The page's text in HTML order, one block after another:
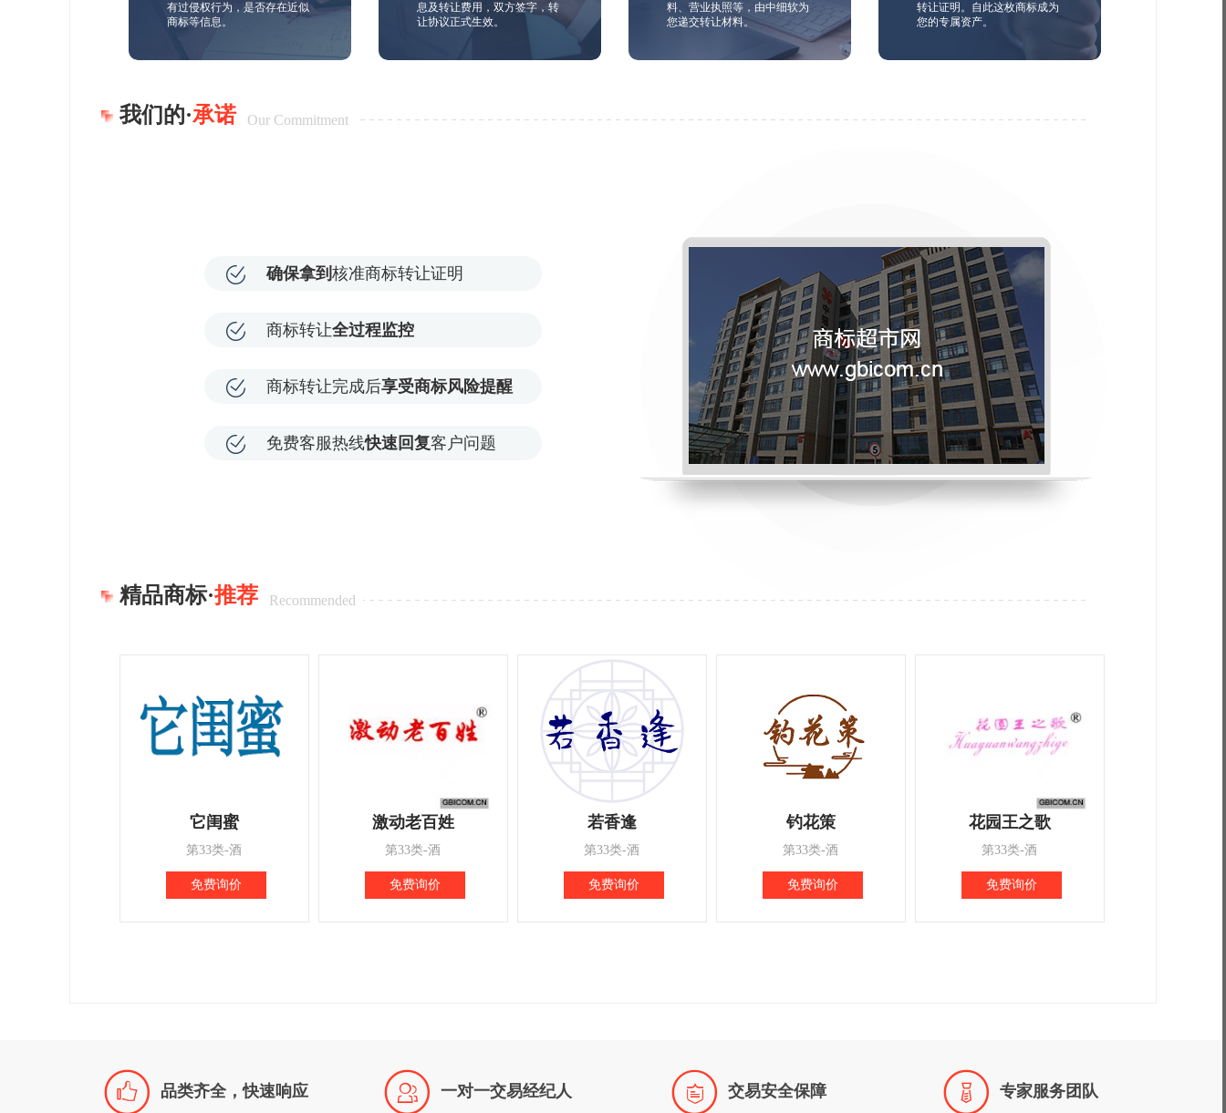
有过侵权行为，是否存在近似
商标等信息。
息及转让费用，双方签字，转
让协议正式生效。
料、营业执照等，由中细软为
您递交转让材料。
转让证明。自此这枚商标成为
您的专属资产。
我们的·承诺 Our Commitment
确保拿到 核准商标转让证明
商标转让全过程监控
商标转让完成后享受商标风险提醒
免费客服热线快速回复客户问题
精品商标·推荐 Recommended
它闺蜜
第33类-酒
免费询价
激动老百姓
第33类-酒
免费询价
若香逢
第33类-酒
免费询价
钓花策
第33类-酒
免费询价
花园王之歌
第33类-酒
免费询价
 品类齐全，快速响应  一对一交易经纪人  交易安全保障  专家服务团队